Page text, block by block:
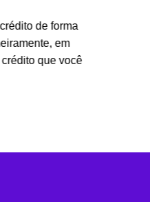
de forma
em
que você